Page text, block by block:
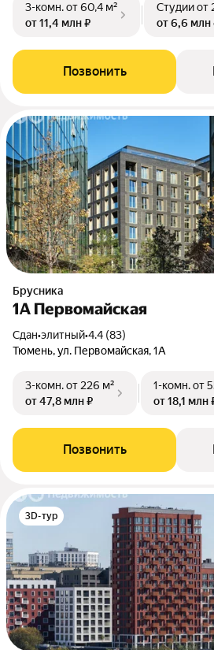
3-комн.от 60,4 м²
от 11,4 млн ₽
Студииот
от 6,6 млн
Позвонить
Брусника
1А Первомайская
Сдан•элитный•4.4 (83)
Тюмень, ул. Первомайская, 1А
3-комн.от 226 м²
от 47,8 млн ₽
1-комн.от
от 18,1 млн
Позвонить
3D-тур